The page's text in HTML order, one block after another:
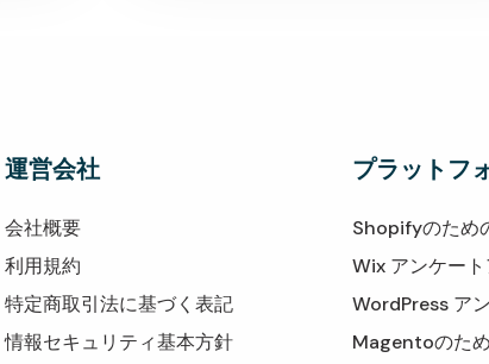
運営会社
会社概要
利用規約
特定商取引法に基づく表記
情報セキュリティ基本方針
プラットフ
Shopifyのため
Wix アンケート
WordPress ア
Magentoのた